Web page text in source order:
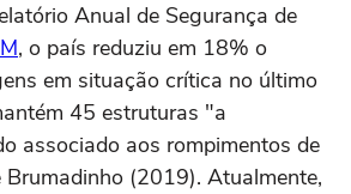
Anual de Segurança de
, o país reduziu em 18% o
em situação crítica no último
45 estruturas "a
associado aos rompimentos de
(2019). Atualmente,